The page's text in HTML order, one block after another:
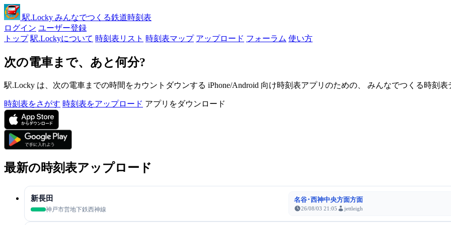
駅.Locky みんなでつくる鉄道時刻表
ログイン ユーザー登録
トップ 駅.Lockyについて 時刻表リスト 時刻表マップ アップロード フォーラム 使い方
次の電車まで、あと何分?
駅.Locky は、次の電車までの時間をカウントダウンする iPhone/Android 向け時刻表アプリのための、 みんなでつくる時刻表
時刻表をさがす 時刻表をアップロード アプリをダウンロード
最新の時刻表アップロード
新長田
神戸市営地下鉄西神線
名谷･西神中央方面方面
26/08/03 21:05 jettleigh